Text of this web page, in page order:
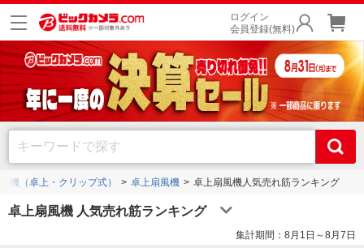
ログイン
会員登録(無料)
機（卓上・クリップ式） 卓上扇風機 卓上扇風機人気売れ筋ランキング
卓上扇風機 人気売れ筋ランキング
集計期間：8月1日～8月7日